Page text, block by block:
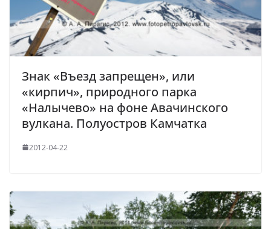
Знак «Въезд запрещен», или
«кирпич», природного парка
«Налычево» на фоне Авачинского
вулкана. Полуостров Камчатка
2012-04-22